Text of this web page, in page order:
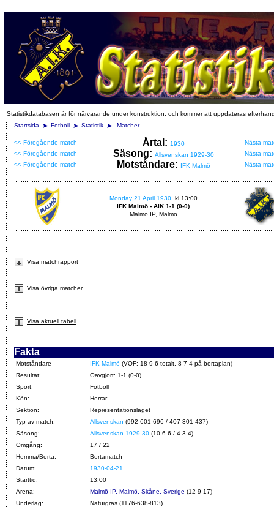
Statistikdatabasen är för närvarande under konstruktion, och kommer att uppdateras
Startsida
Fotboll Statistik Matcher
<< Föregående match Årtal: 1930
Nästa
<< Föregående match
Säsong: Allsvenskan 1929-30
Nästa
<< Föregående match
Motståndare: IFK Malmö Nästa
Monday 21 April 1930, kl 13:00
IFK Malmö - AIK 1-1 (0-0)
Malmö IP, Malmö
Visa matchrapport
Visa övriga matcher
Visa aktuell tabell
Fakta
Motståndare IFK Malmö (VOF: 18-9-6 totalt, 8-7-4 på bortaplan)
Resultat:
Oavgjort: 1-1 (0-0)
Sport:
Fotboll
Kön:
Herrar
Sektion:
Representationslaget
Typ av match:
Allsvenskan (992-601-696 / 407-301-437)
Säsong:
Allsvenskan 1929-30 (10-6-6 / 4-3-4)
Omgång:
17 / 22
Hemma/Borta:
Bortamatch
Datum:
1930-04-21
Starttid:
13:00
Arena:
Malmö IP, Malmö, Skåne, Sverige (12-9-17)
Underlag:
Naturgräs (1176-638-813)